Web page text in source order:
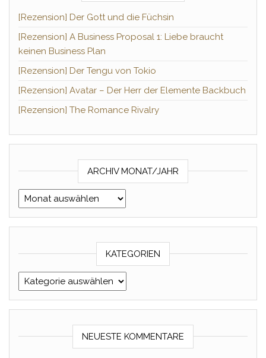
[Rezension] Der Gott und die Füchsin
[Rezension] A Business Proposal 1: Liebe braucht
keinen Business Plan
[Rezension] Der Tengu von Tokio
[Rezension] Avatar – Der Herr der Elemente Backbuch
[Rezension] The Romance Rivalry
ARCHIV MONAT/JAHR
Archiv Monat/Jahr
KATEGORIEN
Kategorien
NEUESTE KOMMENTARE